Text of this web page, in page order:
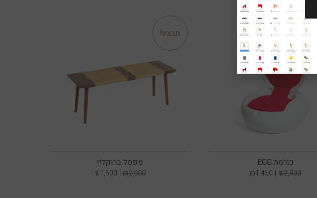
כורסת EGG
₪2,900
₪1,450
מבצע!
ספסל ברוקלין
₪2,000
₪1,600